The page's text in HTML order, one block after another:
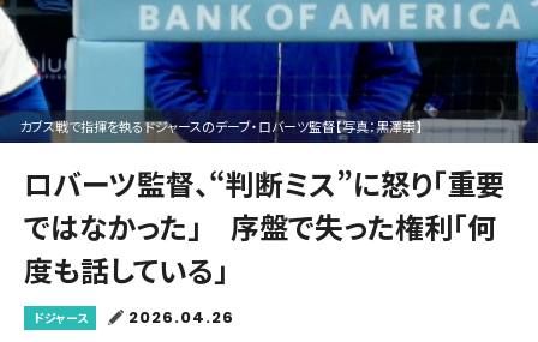
カブス戦で指揮を執るドジャースのデーブ・ロバーツ監督【写真：黒澤崇】
ロバーツ監督、“判断ミス”に怒り「重要
ではなかった」 序盤で失った権利「何
度も話している」
ドジャース 2026.04.26